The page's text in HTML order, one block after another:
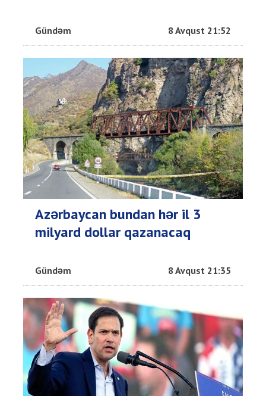
Gündəm 8 Avqust 21:52
Azərbaycan bundan hər il 3
milyard dollar qazanacaq
Gündəm 8 Avqust 21:35